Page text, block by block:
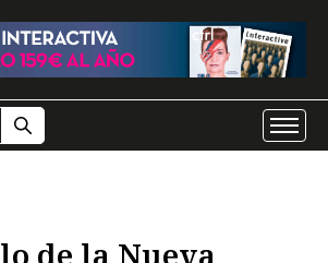
de la Nueva